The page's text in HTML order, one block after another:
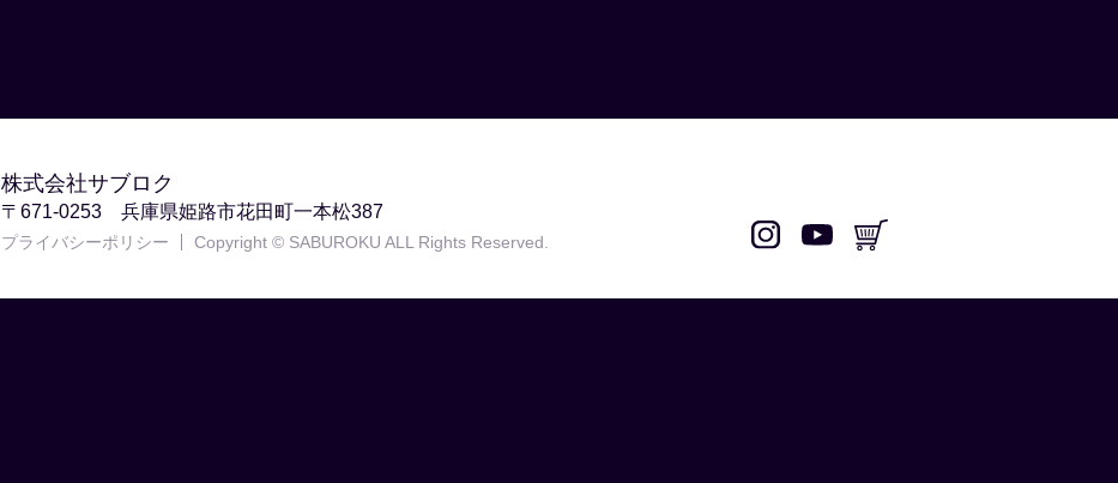
株式会社サブロク
〒671-0253 兵庫県姫路市花田町一本松387
プライバシーポリシー Copyright © SABUROKU ALL Rights Reserved.